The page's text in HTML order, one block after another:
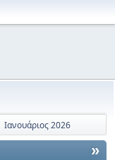
Ιανουάριος 2026
»